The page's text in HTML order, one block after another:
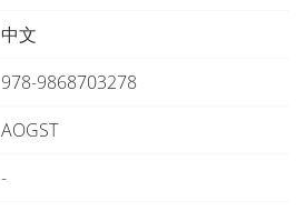
中文
978-9868703278
AOGST
-